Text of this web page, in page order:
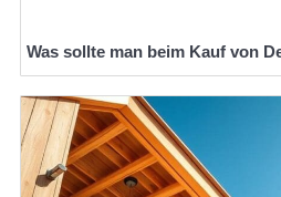
Was sollte man beim Kauf von